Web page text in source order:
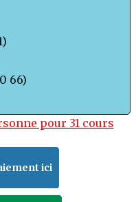
66)
pour 31 cours
ici